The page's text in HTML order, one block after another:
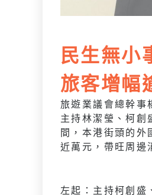
民生無小
旅客增幅
旅遊業議會總幹事
主持林潔瑩、柯
間，本港街頭的外
近萬元，帶旺周邊
左起：主持柯創盛